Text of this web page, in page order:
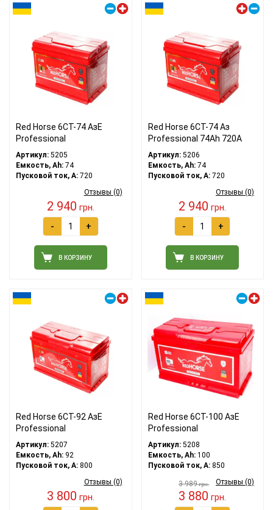
Red Horse 6СТ-74 АзЕ
Professional
Артикул: 5205
Емкость, Ah: 74
Пусковой ток, A: 720
Отзывы (0)
2 940 грн.
- +
В КОРЗИНУ
Red Horse 6СТ-74 Аз
Professional 74Ah 720A
Артикул:5206
Емкость, Ah:74
Пусковой ток, A:720
Отзывы (0)
2 940 грн.
- +
В КОРЗИНУ
Red Horse 6СТ-92 АзE
Professional
Артикул: 5207
Емкость, Ah: 92
Пусковой ток, A: 800
Отзывы (0)
3 800 грн.
Red Horse 6СТ-100 АзE
Professional
Артикул:5208
Емкость, Ah:100
Пусковой ток, A:850
Отзывы (0)
3 989грн.
3 880 грн.